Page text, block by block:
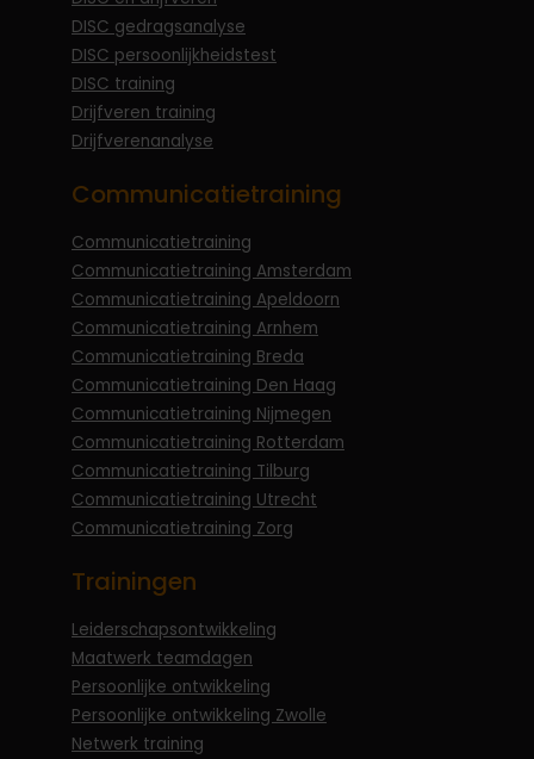
DISC gedragsanalyse
DISC persoonlijkheidstest
DISC training
Drijfveren training
Drijfverenanalyse
Communicatietraining
Communicatietraining
Communicatietraining Amsterdam
Communicatietraining Apeldoorn
Communicatietraining Arnhem
Communicatietraining Breda
Communicatietraining Den Haag
Communicatietraining Nijmegen
Communicatietraining Rotterdam
Communicatietraining Tilburg
Communicatietraining Utrecht
Communicatietraining Zorg
Trainingen
Leiderschapsontwikkeling
Maatwerk teamdagen
Persoonlijke ontwikkeling
Persoonlijke ontwikkeling Zwolle
Netwerk training